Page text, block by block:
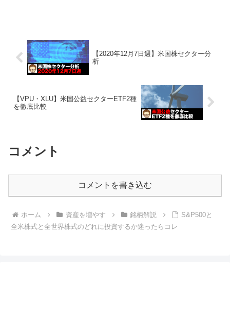
【2020年12月7日週】米国株セクター分
析
【VPU・XLU】米国公益セクターETF2種
を徹底比較
コメント
コメントを書き込む
ホーム 資産を増やす 銘柄解説
S&P500と
全米株式と全世界株式のどれに投資するか迷ったらコレ